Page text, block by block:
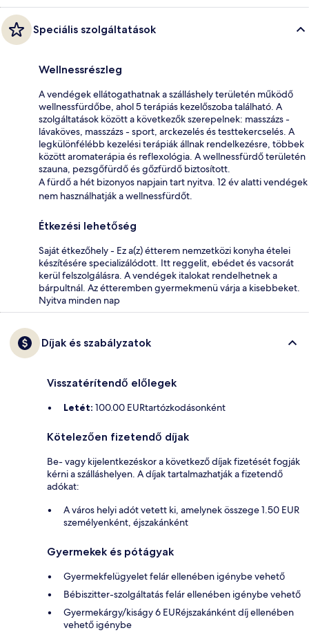
Speciális szolgáltatások
Wellnessrészleg
A vendégek ellátogathatnak a szálláshely területén működő
wellnessfürdőbe, ahol 5 terápiás kezelőszoba található. A
szolgáltatások között a következők szerepelnek: masszázs -
lávaköves, masszázs - sport, arckezelés és testtekercselés. A
legkülönfélébb kezelési terápiák állnak rendelkezésre, többek
között aromaterápia és reflexológia. A wellnessfürdő területén
szauna, pezsgőfürdő és gőzfürdő biztosított.
A fürdő a hét bizonyos napjain tart nyitva. 12 év alatti vendégek
nem használhatják a wellnessfürdőt.
Étkezési lehetőség
Saját étkezőhely - Ez a(z) étterem nemzetközi konyha ételei
készítésére specializálódott. Itt reggelit, ebédet és vacsorát
kerül felszolgálásra. A vendégek italokat rendelhetnek a
bárpultnál. Az étteremben gyermekmenü várja a kisebbeket.
Nyitva minden nap
Díjak és szabályzatok
Visszatérítendő előlegek
Letét: 100.00 EURtartózkodásonként
Kötelezően fizetendő díjak
Be- vagy kijelentkezéskor a következő díjak fizetését fogják
kérni a szálláshelyen. A díjak tartalmazhatják a fizetendő
adókat:
A város helyi adót vetett ki, amelynek összege 1.50 EUR
személyenként, éjszakánként
Gyermekek és pótágyak
Gyermekfelügyelet felár ellenében igénybe vehető
Bébiszitter-szolgáltatás felár ellenében igénybe vehető
Gyermekárgy/kiságy 6 EURéjszakánként díj ellenében
vehető igénybe